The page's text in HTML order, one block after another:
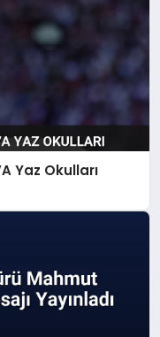
Yaz Okulları